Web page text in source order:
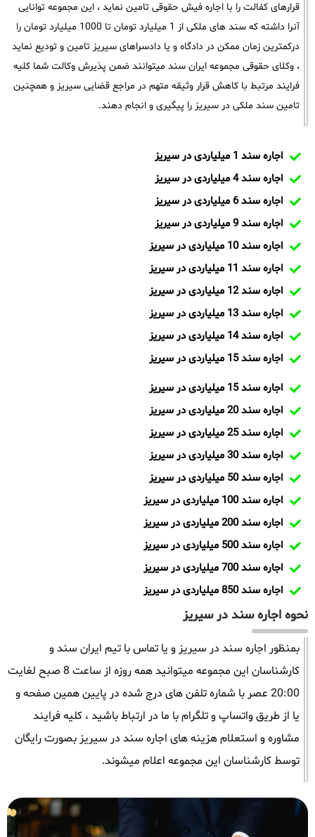
قرارهای کفالت را با اجاره فیش حقوقی تامین نماید ، این مجموعه توانایی
آنرا داشته که سند های ملکی از 1 میلیارد تومان تا 1000 میلیارد تومان را
درکمترین زمان ممکن در دادگاه و یا دادسراهای سیریز تامین و تودیع نماید
، وکلای حقوقی مجموعه ایران سند میتوانند ضمن پذیرش وکالت شما کلیه
فرایند مرتبط با کاهش قرار وثیقه متهم در مراجع قضایی سیریز و همچنین
تامین سند ملکی در سیریز را پیگیری و انجام دهند.
اجاره سند 1 میلیاردی در سیریز
اجاره سند 4 میلیاردی در سیریز
اجاره سند 6 میلیاردی در سیریز
اجاره سند 9 میلیاردی در سیریز
اجاره سند 10 میلیاردی در سیریز
اجاره سند 11 میلیاردی در سیریز
اجاره سند 12 میلیاردی در سیریز
اجاره سند 13 میلیاردی در سیریز
اجاره سند 14 میلیاردی در سیریز
اجاره سند 15 میلیاردی در سیریز
اجاره سند 15 میلیاردی در سیریز
اجاره سند 20 میلیاردی در سیریز
اجاره سند 25 میلیاردی در سیریز
اجاره سند 30 میلیاردی در سیریز
اجاره سند 50 میلیاردی در سیریز
اجاره سند 100 میلیاردی در سیریز
اجاره سند 200 میلیاردی در سیریز
اجاره سند 500 میلیاردی در سیریز
اجاره سند 700 میلیاردی در سیریز
اجاره سند 850 میلیاردی در سیریز
نحوه اجاره سند در سیریز
بمنظور اجاره سند در سیریز و یا تماس با تیم ایران سند و
کارشناسان این مجموعه میتوانید همه روزه از ساعت 8 صبح لغایت
20:00 عصر با شماره تلفن های درج شده در پایین همین صفحه و
یا از طریق واتساپ و تلگرام با ما در ارتباط باشید ، کلیه فرایند
مشاوره و استعلام هزینه های اجاره سند در سیریز بصورت رایگان
توسط کارشناسان این مجموعه اعلام میشوند.